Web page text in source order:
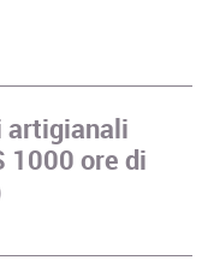
artigianali
1000 ore di